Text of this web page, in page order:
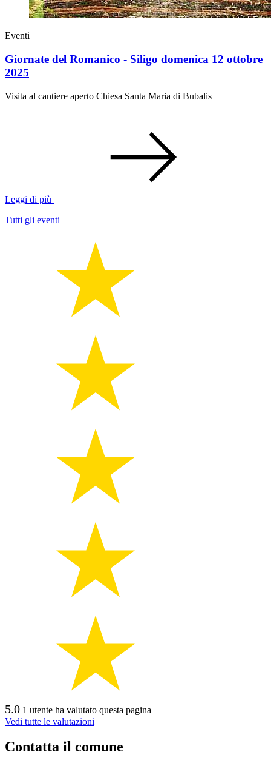
Eventi
Giornate del Romanico - Siligo domenica 12 ottobre
2025
Visita al cantiere aperto Chiesa Santa Maria di Bubalis
Leggi di più
Tutti gli eventi
5.0 1 utente ha valutato questa pagina
Vedi tutte le valutazioni
Contatta il comune